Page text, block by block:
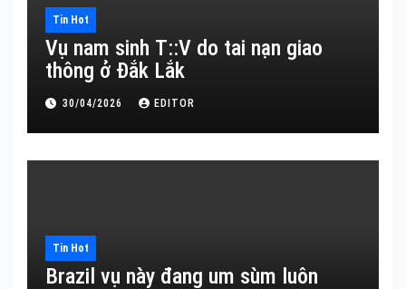
Tin Hot
Vụ nam sinh T::V do tai nạn giao
thông ở Đắk Lắk
30/04/2026 EDITOR
Tin Hot
Brazil vụ này đang um sùm luôn